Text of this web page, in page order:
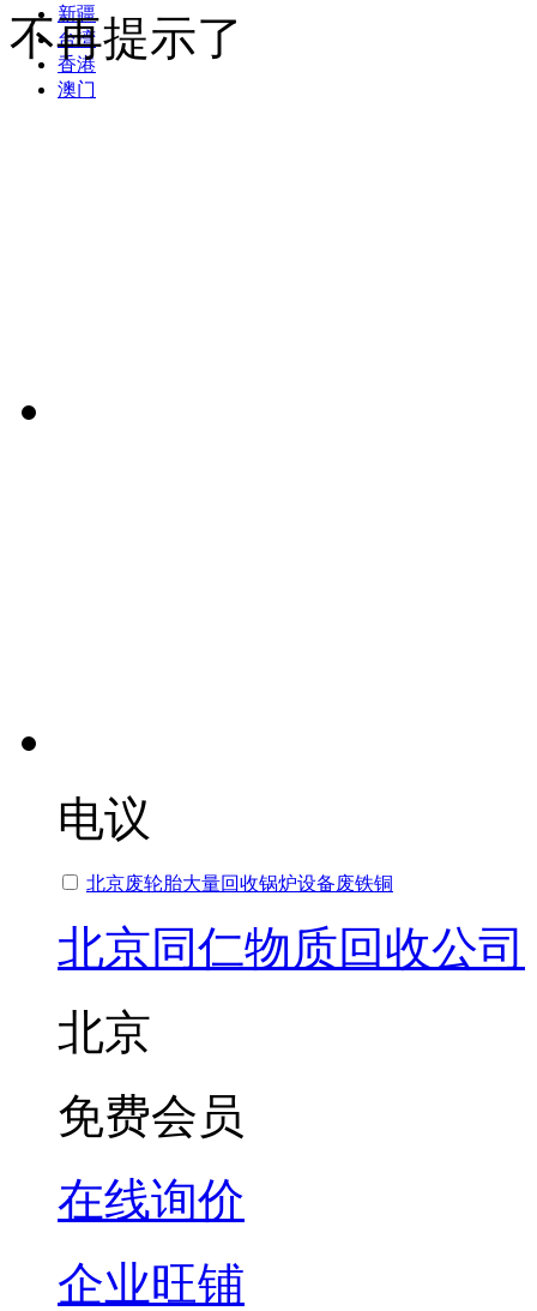
新疆
台湾
香港
澳门
不再提示了
电议
北京废轮胎大量回收锅炉设备废铁铜
北京同仁物质回收公司
北京
免费会员
在线询价
企业旺铺